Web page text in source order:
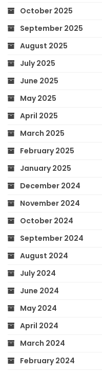
October 2025
September 2025
August 2025
July 2025
June 2025
May 2025
April 2025
March 2025
February 2025
January 2025
December 2024
November 2024
October 2024
September 2024
August 2024
July 2024
June 2024
May 2024
April 2024
March 2024
February 2024